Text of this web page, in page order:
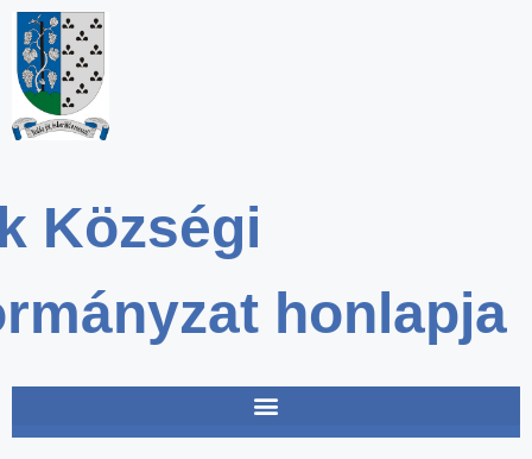
Községi
honlapja